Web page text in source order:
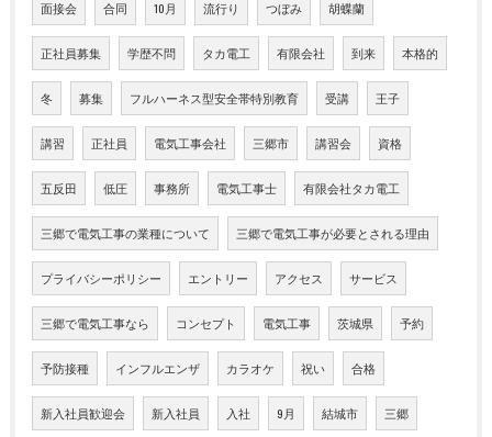
面接会 合同 10月 流行り つぼみ 胡蝶蘭
正社員募集 学歴不問 タカ電工 有限会社 到来 本格的
冬 募集 フルハーネス型安全帯特別教育 受講 王子
講習 正社員 電気工事会社 三郷市 講習会 資格
五反田 低圧 事務所 電気工事士 有限会社タカ電工
三郷で電気工事の業種について 三郷で電気工事が必要とされる理由
プライバシーポリシー エントリー アクセス サービス
三郷で電気工事なら コンセプト 電気工事 茨城県 予約
予防接種 インフルエンザ カラオケ 祝い 合格
新入社員歓迎会 新入社員 入社 9月 結城市 三郷